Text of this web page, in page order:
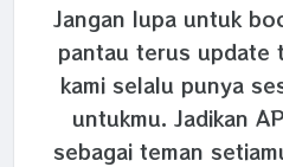
Jangan lupa untuk
pantau terus update
kami selalu punya
untukmu. Jadikan
sebagai teman